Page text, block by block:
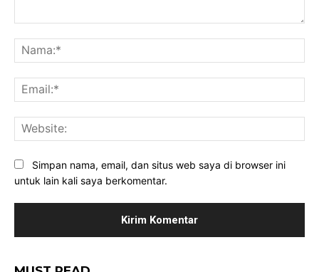
Simpan nama, email, dan situs web saya di browser ini
untuk lain kali saya berkomentar.